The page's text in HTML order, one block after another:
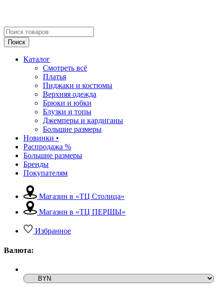
Поиск
Каталог
Смотреть всё
Платья
Пиджаки и костюмы
Верхняя одежда
Брюки и юбки
Блузки и топы
Джемперы и кардиганы
Большие размеры
Новинки •
Распродажа %
Большие размеры
Бренды
Покупателям
Магазин в «ТЦ Столица»
Магазин в «ТЦ ПЕРШЫ»
Избранное
Валюта: